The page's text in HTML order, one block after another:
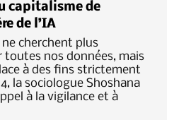
capitalisme de
de l’IA
cherchent plus
toutes nos données, mais
à des fins strictement
la sociologue Shoshana
à la vigilance et à